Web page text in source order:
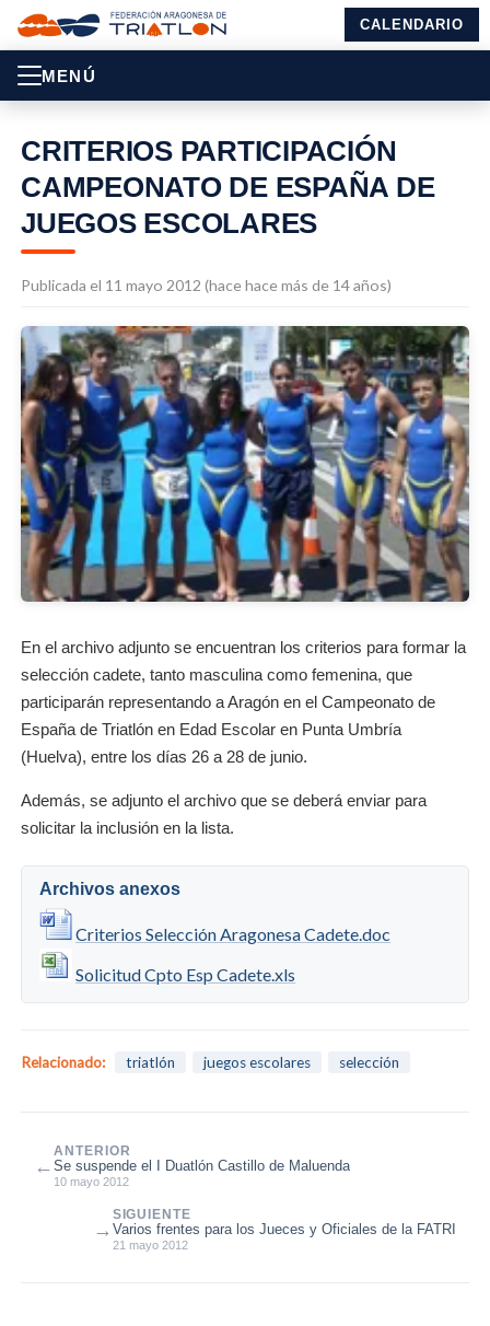
CALENDARIO
MENÚ
CRITERIOS PARTICIPACIÓN
CAMPEONATO DE ESPAÑA DE
JUEGOS ESCOLARES
Publicada el 11 mayo 2012 (hace hace más de 14 años)
En el archivo adjunto se encuentran los criterios para formar la
selección cadete, tanto masculina como femenina, que
participarán representando a Aragón en el Campeonato de
España de Triatlón en Edad Escolar en Punta Umbría
(Huelva), entre los días 26 a 28 de junio.
Además, se adjunto el archivo que se deberá enviar para
solicitar la inclusión en la lista.
Archivos anexos
Criterios Selección Aragonesa Cadete.doc
Solicitud Cpto Esp Cadete.xls
Relacionado: triatlón juegos escolares selección
←
ANTERIOR
Se suspende el I Duatlón Castillo de Maluenda
10 mayo 2012
SIGUIENTE
Varios frentes para los Jueces y Oficiales de la FATRI
21 mayo 2012
→